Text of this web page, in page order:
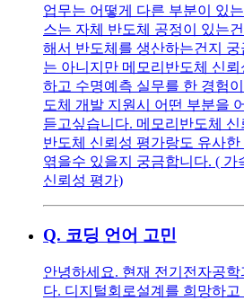
업무는 어떻게 다른 부분이 있
스는 자체 반도체 공정이 있는
해서 반도체를 생산하는건지 궁
는 아니지만 메모리반도체 신
하고 수명예측 실무를 한 경험
도체 개발 지원시 어떤 부분을
듣고싶습니다. 메모리반도체
반도체 신뢰성 평가랑도 유사한
엮을수 있을지 궁금합니다. ( 가
신뢰성 평가)
Q. 코딩 언어 고민
안녕하세요. 현재 전기전자공학
다. 디지털회로설계를 희망하고